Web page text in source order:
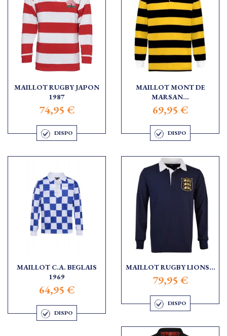
MAILLOT RUGBY JAPON
1987
74,95 €
DISPO
MAILLOT MONT DE
MARSAN...
69,95 €
DISPO
MAILLOT C.A. BEGLAIS
1969
64,95 €
DISPO
MAILLOT RUGBY LIONS...
79,95 €
DISPO